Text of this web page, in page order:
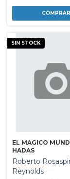
SIN STOCK
EL MAGICO
HADAS
Roberto
Reynolds